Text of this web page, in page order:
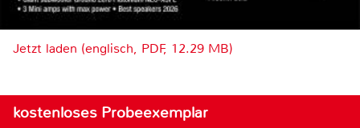
Jetzt laden (englisch, PDF, 12.29 MB)
kostenloses Probeexemplar